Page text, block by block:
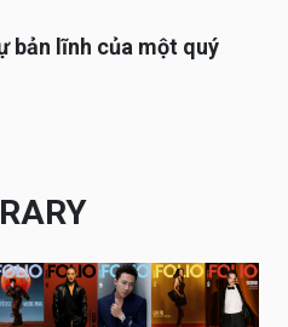
bản lĩnh của một quý